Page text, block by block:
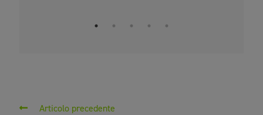
Articolo precedente